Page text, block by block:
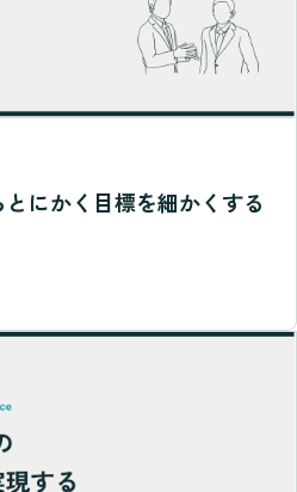
にかく目標を細かくする